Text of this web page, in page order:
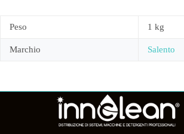
Peso 1 kg
Marchio Salento